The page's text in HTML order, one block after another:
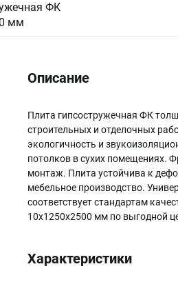
ФК
мм
Описание
Плита гипсостружечная ФК
строительных и отделочных
экологичность и
потолков в сухих помещениях.
монтаж. Плита устойчива к
мебельное производство.
соответствует стандартам
10х1250х2500 мм по выгодной
Характеристики